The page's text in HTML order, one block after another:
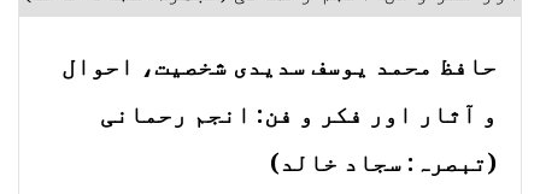
حافظ محمد یوسف سدیدی شخصیت، احوال
و آثار اور فکر و فن: انجم رحمانی
(تبصرہ: سجاد خالد)